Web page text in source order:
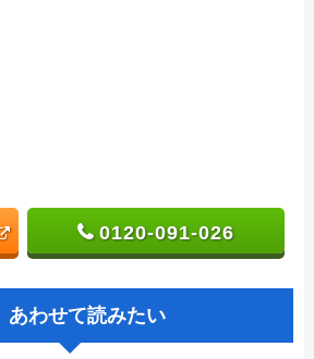
0120-091-026
あわせて読みたい